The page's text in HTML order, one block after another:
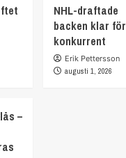
NHL-draftade
backen klar för
konkurrent
Erik Pettersson
augusti 1, 2026
–